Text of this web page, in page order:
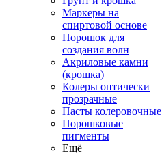
Маркеры на
спиртовой основе
Порошок для
создания волн
Акриловые камни
(крошка)
Колеры оптически
прозрачные
Пасты колеровочные
Порошковые
пигменты
Ещё